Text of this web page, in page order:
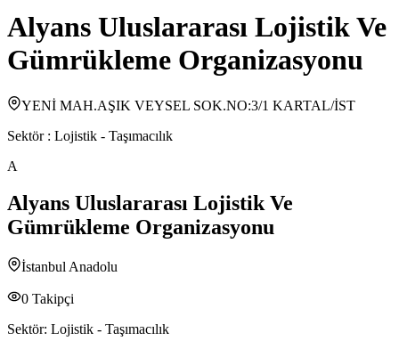
Alyans Uluslararası Lojistik Ve
Gümrükleme Organizasyonu
YENİ MAH.AŞIK VEYSEL SOK.NO:3/1 KARTAL/İST
Sektör : Lojistik - Taşımacılık
A
Alyans Uluslararası Lojistik Ve
Gümrükleme Organizasyonu
İstanbul Anadolu
0 Takipçi
Sektör: Lojistik - Taşımacılık